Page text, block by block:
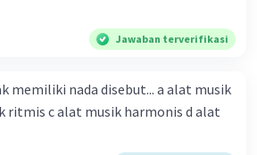
Jawaban terverifikasi
memiliki nada disebut... a alat musik
ritmis c alat musik harmonis d alat